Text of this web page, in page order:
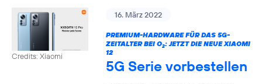
Credits: Xiaomi
16. März 2022
PREMIUM-HARDWARE FÜR DAS 5G-
ZEITALTER BEI O2: JETZT DIE NEUE XIAOMI
12
5G Serie vorbestellen